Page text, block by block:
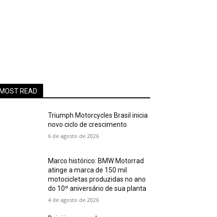
MOST READ
Triumph Motorcycles Brasil inicia
novo ciclo de crescimento
6 de agosto de 2026
Marco histórico: BMW Motorrad
atinge a marca de 150 mil
motocicletas produzidas no ano
do 10º aniversário de sua planta
4 de agosto de 2026